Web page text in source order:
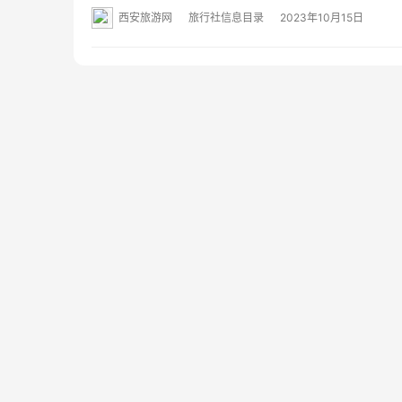
西安旅游网 旅行社信息目录 2023年10月15日